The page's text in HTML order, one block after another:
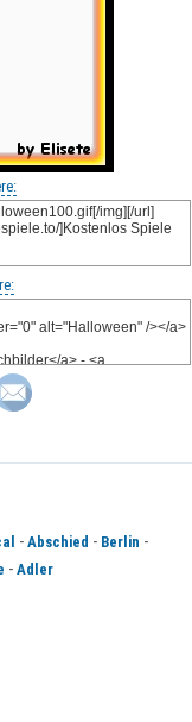
- Abschied - Berlin -
- Adler